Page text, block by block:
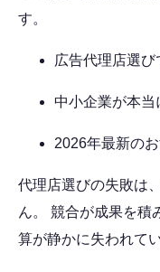
す。
広告代理店選
中小企業が本
2026年最新の
代理店選びの失敗は
ん。 競合が成果を積
算が静かに失われて